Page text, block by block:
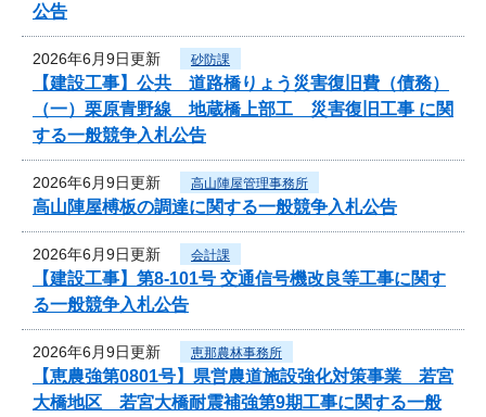
公告
2026年6月9日更新 砂防課
【建設工事】公共 道路橋りょう災害復旧費（債務）
（一）栗原青野線 地蔵橋上部工 災害復旧工事 に関
する一般競争入札公告
2026年6月9日更新 高山陣屋管理事務所
高山陣屋榑板の調達に関する一般競争入札公告
2026年6月9日更新 会計課
【建設工事】第8-101号 交通信号機改良等工事に関す
る一般競争入札公告
2026年6月9日更新 恵那農林事務所
【恵農強第0801号】県営農道施設強化対策事業 若宮
大橋地区 若宮大橋耐震補強第9期工事に関する一般